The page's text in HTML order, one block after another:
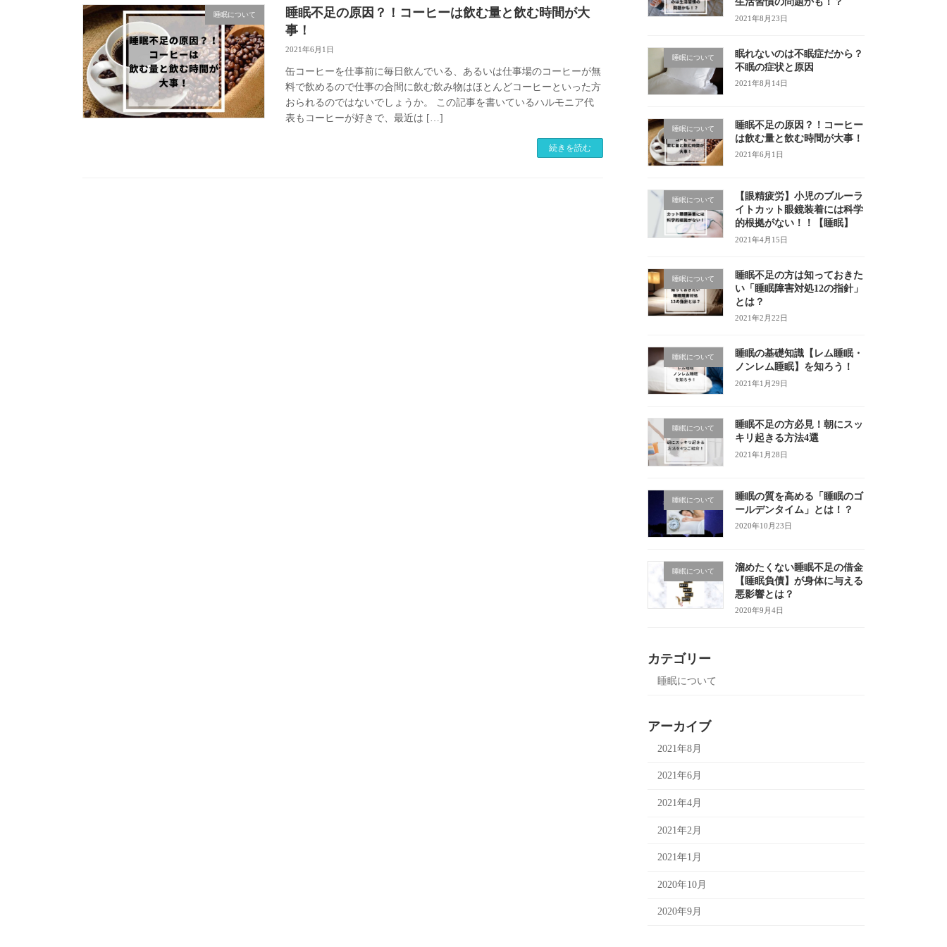
睡眠について
睡眠不足の原因？！コーヒーは飲む量と飲む時間が大
事！
2021年6月1日
缶コーヒーを仕事前に毎日飲んでいる、あるいは仕事場のコーヒーが無
料で飲めるので仕事の合間に飲む飲み物はほとんどコーヒーといった方
おられるのではないでしょうか。 この記事を書いているハルモニア代
表もコーヒーが好きで、最近は […]
続きを読む
2021年8月23日
睡眠について
眠れないのは不眠症だから？
不眠の症状と原因
2021年8月14日
睡眠について
睡眠不足の原因？！コーヒー
は飲む量と飲む時間が大事！
2021年6月1日
睡眠について
【眼精疲労】小児のブルーラ
イトカット眼鏡装着には科学
的根拠がない！！【睡眠】
2021年4月15日
睡眠について
睡眠不足の方は知っておきた
い「睡眠障害対処12の指針」
とは？
2021年2月22日
睡眠について
睡眠の基礎知識【レム睡眠・
ノンレム睡眠】を知ろう！
2021年1月29日
睡眠について
睡眠不足の方必見！朝にスッ
キリ起きる方法4選
2021年1月28日
睡眠について
睡眠の質を高める「睡眠のゴ
ールデンタイム」とは！？
2020年10月23日
睡眠について
溜めたくない睡眠不足の借金
【睡眠負債】が身体に与える
悪影響とは？
2020年9月4日
カテゴリー
睡眠について
アーカイブ
2021年8月
2021年6月
2021年4月
2021年2月
2021年1月
2020年10月
2020年9月